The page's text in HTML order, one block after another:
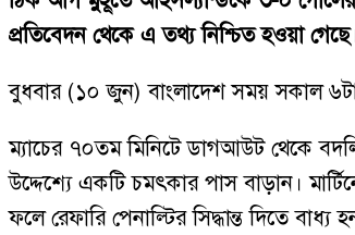
প্রতিবেদন থেকে এ তথ্য নিশ্চিত হওয়া
বুধবার (১০ জুন) বাংলাদেশ সময় সকাল
ম্যাচের ৭০তম মিনিটে ডাগআউট থেকে
উদ্দেশ্যে একটি চমৎকার পাস বাড়ান।
ফলে রেফারি পেনাল্টির সিদ্ধান্ত দিতে